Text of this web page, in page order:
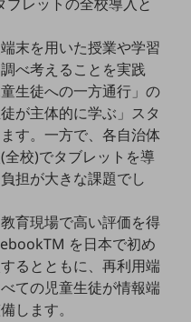
レットの全校導入と
末を用いた授業や学習
べ考えることを実践
生徒への一方通行」の
が主体的に学ぶ」スタ
す。一方で、各自治体
校)でタブレットを導
担が大きな課題でし
育現場で高い評価を得
を日本で初め
るとともに、再利用端
ての児童生徒が情報端
します。